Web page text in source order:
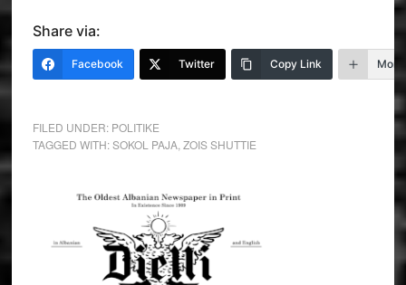
Share via:
Facebook Twitter Copy Link More
FILED UNDER: POLITIKE
TAGGED WITH:SOKOL PAJA, ZOIS SHUTTIE